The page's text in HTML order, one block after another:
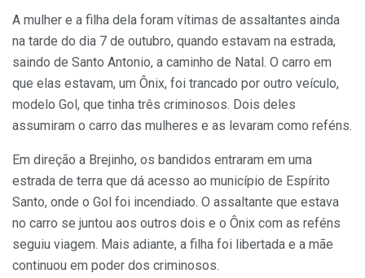
A mulher e a filha dela foram vítimas de assaltantes ainda
na tarde do dia 7 de outubro, quando estavam na estrada,
saindo de Santo Antonio, a caminho de Natal. O carro em
que elas estavam, um Ônix, foi trancado por outro veículo,
modelo Gol, que tinha três criminosos. Dois deles
assumiram o carro das mulheres e as levaram como reféns.
Em direção a Brejinho, os bandidos entraram em uma
estrada de terra que dá acesso ao município de Espírito
Santo, onde o Gol foi incendiado. O assaltante que estava
no carro se juntou aos outros dois e o Ônix com as reféns
seguiu viagem. Mais adiante, a filha foi libertada e a mãe
continuou em poder dos criminosos.